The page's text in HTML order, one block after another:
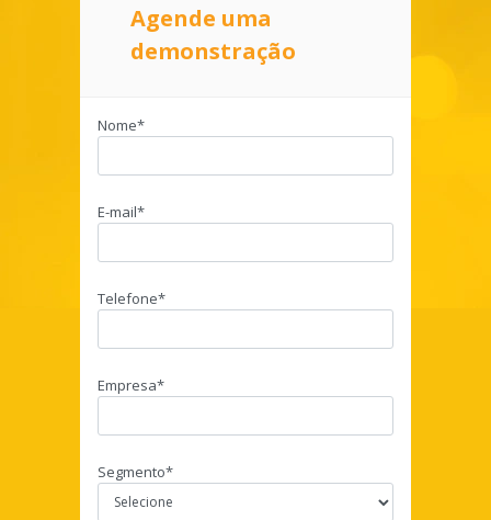
Agende uma
demonstração
Nome*
E-mail*
Telefone*
Empresa*
Segmento*